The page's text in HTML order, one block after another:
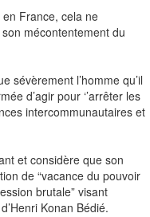
en France, cela ne
mécontentement du
sévèrement l’homme qu’il
d’agir pour ‘’arrêter les
intercommunautaires et
et considère que son
de “vacance du pouvoir
brutale” visant
Konan Bédié.